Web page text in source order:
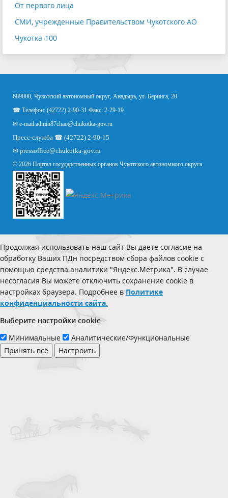
От первого лица
СМИ, учрежденные Правительством Чукотского АО
Чукотка-100
689000, Чукотский автономный округ, Анадырь, ул. Беринга, 20
☎ Телефон: (42722) 2-90-31 Факс: 2-29-19
✉ e-mail:admin87chao@chukotka-gov.ru
Пресс-служба ☎ (42722) 2-90-15
✉ pressoffice@chukotka-gov.ru
© 2026 Портал государственных органов Чукотского автономного округа
Продолжая использовать наш сайт Вы даете согласие на
обработку Ваших ПДн посредством сбора файлов cookie с
помощью средства аналитики "Яндекс.Метрика". В случае
несогласия Вы можете отключить сохранение cookie в
настройках браузера. Подробнее в Политике
конфиденциальности сайта.
Выберите настройки cookie
Минимальные
Аналитические/Функциональные
Принять всё
Настроить